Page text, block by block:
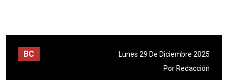
BC
Lunes 29 De Diciembre 2025
Por Redacción